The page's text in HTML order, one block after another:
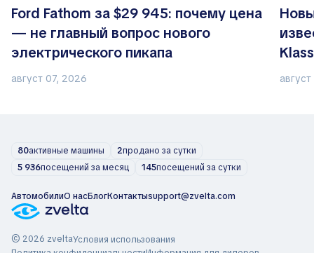
Ford Fathom за $29 945: почему цена
— не главный вопрос нового
электрического пикапа
август 07, 2026
80активные машины 2продано за сутки
5 936посещений за месяц 145посещений за сутки
АвтомобилиО насБлогКонтактыsupport@zvelta.com
© 2026 zveltaУсловия использования